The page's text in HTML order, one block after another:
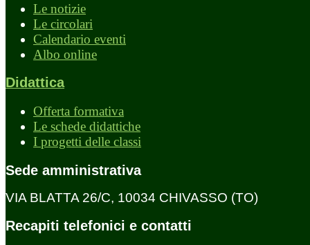
Le notizie
Le circolari
Calendario eventi
Albo online
Didattica
Offerta formativa
Le schede didattiche
I progetti delle classi
Sede amministrativa
VIA BLATTA 26/C, 10034 CHIVASSO (TO)
Recapiti telefonici e contatti